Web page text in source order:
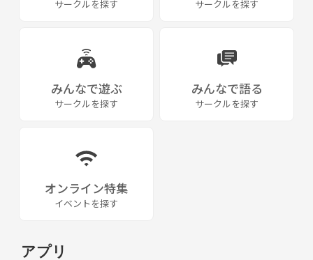
サークルを探す サークルを探す
みんなで遊ぶ
サークルを探す
みんなで語る
サークルを探す
オンライン特集
イベントを探す
アプリ